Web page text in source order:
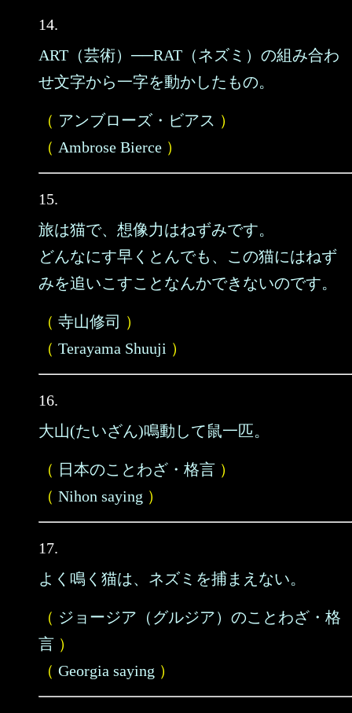
14.
ART（芸術）──RAT（ネズミ）の組み合わ
せ文字から一字を動かしたもの。
（ アンブローズ・ビアス ）
（ Ambrose Bierce ）
15.
旅は猫で、想像力はねずみです。
どんなにす早くとんでも、この猫にはねず
みを追いこすことなんかできないのです。
（ 寺山修司 ）
（ Terayama Shuuji ）
16.
大山(たいざん)鳴動して鼠一匹。
（ 日本のことわざ・格言 ）
（ Nihon saying ）
17.
よく鳴く猫は、ネズミを捕まえない。
（ ジョージア（グルジア）のことわざ・格
言 ）
（ Georgia saying ）